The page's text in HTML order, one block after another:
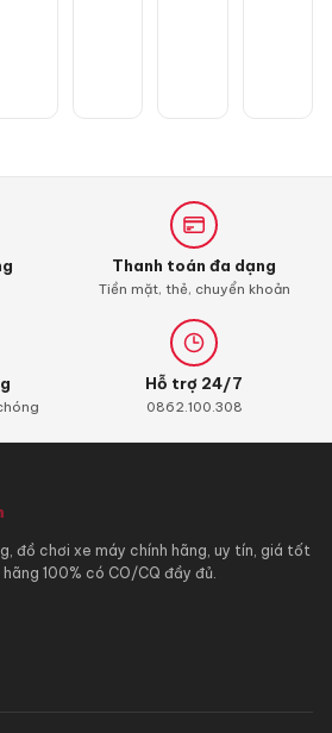
Thanh toán đa dạng
Tiền mặt, thẻ, chuyển khoản
Hỗ trợ 24/7
0862.100.308
đồ chơi xe máy chính hãng, uy tín, giá tốt
100% có CO/CQ đầy đủ.